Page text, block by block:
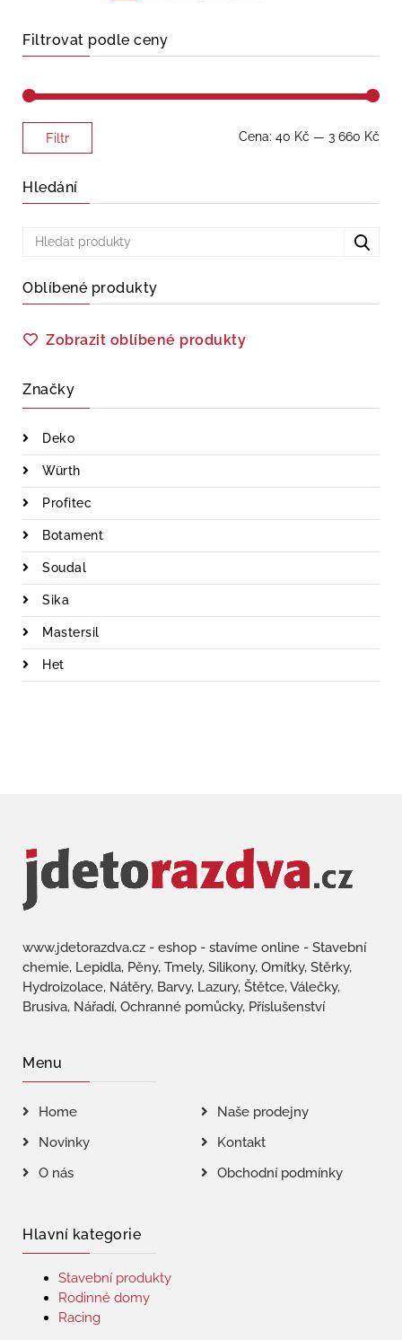
Filtrovat podle ceny
Minimální
Maximální
Filtr Cena: 40 Kč — 3 660 Kč
Hledání
Oblíbené produkty
Zobrazit oblíbené produkty
Značky
Deko
Würth
Profitec
Botament
Soudal
Sika
Mastersil
Het
www.jdetorazdva.cz - eshop - stavíme online - Stavební
chemie, Lepidla, Pěny, Tmely, Silikony, Omítky, Stěrky,
Hydroizolace, Nátěry, Barvy, Lazury, Štětce, Válečky,
Brusiva, Nářadí, Ochranné pomůcky, Příslušenství
Menu
Home
Naše prodejny
Novinky
Kontakt
O nás
Obchodní podmínky
Hlavní kategorie
Stavební produkty
Rodinné domy
Racing